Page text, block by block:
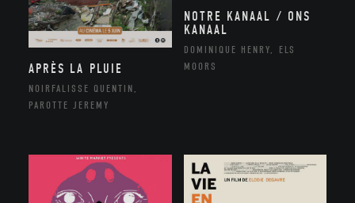
APRÈS LA PLUIE
NOIRFALISSE QUENTIN,
PAROTTE JEREMY
NOTRE KANAAL / ONS
KANAAL
DOMINIQUE HENRY, ELS
MOORS